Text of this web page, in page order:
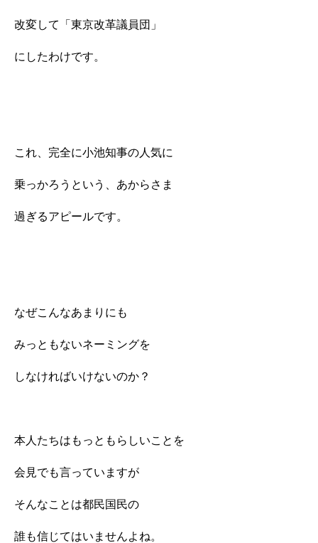
改変して「東京改革議員団」
にしたわけです。
これ、完全に小池知事の人気に
乗っかろうという、あからさま
過ぎるアピールです。
なぜこんなあまりにも
みっともないネーミングを
しなければいけないのか？
本人たちはもっともらしいことを
会見でも言っていますが
そんなことは都民国民の
誰も信じてはいませんよね。